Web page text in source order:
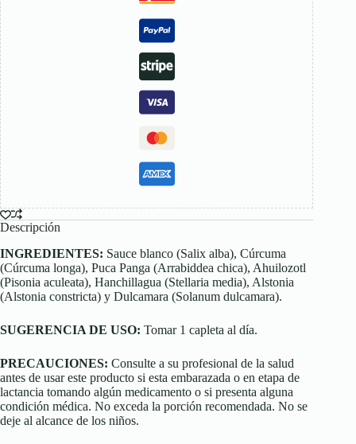
Descripción
INGREDIENTES: Sauce blanco (Salix alba), Cúrcuma
(Cúrcuma longa), Puca Panga (Arrabiddea chica), Ahuilozotl
(Pisonia aculeata), Hanchillagua (Stellaria media), Alstonia
(Alstonia constricta) y Dulcamara (Solanum dulcamara).
SUGERENCIA DE USO: Tomar 1 capleta al día.
PRECAUCIONES: Consulte a su profesional de la salud
antes de usar este producto si esta embarazada o en etapa de
lactancia tomando algún medicamento o si presenta alguna
condición médica. No exceda la porción recomendada. No se
deje al alcance de los niños.